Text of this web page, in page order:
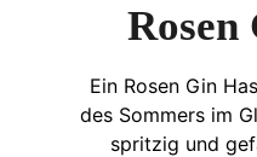
Rosen
Ein Rosen Gin
des Sommers im
spritzig und